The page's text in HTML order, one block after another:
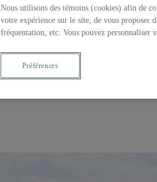
Nous utilisons des témoins (cookies) afin de
votre expérience sur le site, de vous proposer
fréquentation, etc. Vous pouvez personnaliser
Préférences